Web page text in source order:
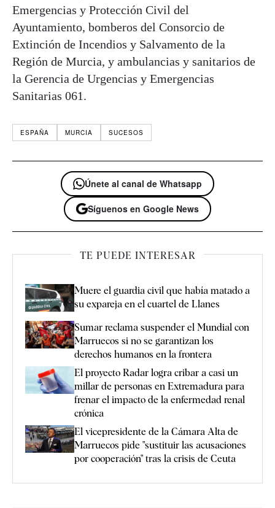
Emergencias y Protección Civil del
Ayuntamiento, bomberos del Consorcio de
Extinción de Incendios y Salvamento de la
Región de Murcia, y ambulancias y sanitarios de
la Gerencia de Urgencias y Emergencias
Sanitarias 061.
ESPAÑA MURCIA SUCESOS
Únete al canal de Whatsapp
Síguenos en Google News
TE PUEDE INTERESAR
Muere el guardia civil que había matado a
su expareja en el cuartel de Llanes
Sumar reclama suspender el Mundial con
Marruecos si no se garantizan los
derechos humanos en la frontera
El proyecto Radar logra cribar a casi un
millar de personas en Extremadura para
frenar el impacto de la enfermedad renal
crónica
El vicepresidente de la Cámara Alta de
Marruecos pide "sustituir las acusaciones
por cooperación" tras la crisis de Ceuta